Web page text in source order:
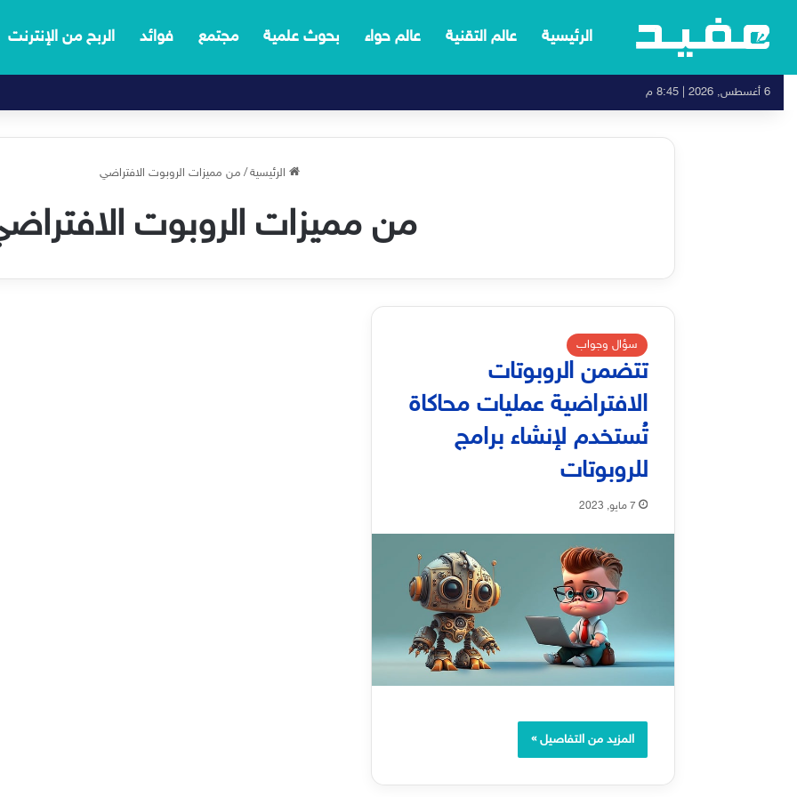
الرئيسية عالم التقنية عالم حواء بحوث علمية مجتمع فوائد الربح من الإنترنت
6 أغسطس, 2026 | 8:45 م
الرئيسية / من مميزات الروبوت الافتراضي
من مميزات الروبوت
سؤال وجواب
تتضمن الروبوتات
الافتراضية عمليات محاكاة
تُستخدم لإنشاء برامج
للروبوتات
7 مايو, 2023
المزيد من التفاصيل »